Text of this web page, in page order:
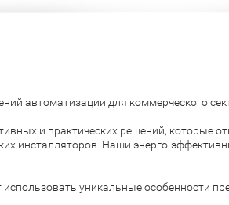
автоматизации для коммерческого
и практических решений, которые
инсталляторов. Наши энерго-
уникальные особенности